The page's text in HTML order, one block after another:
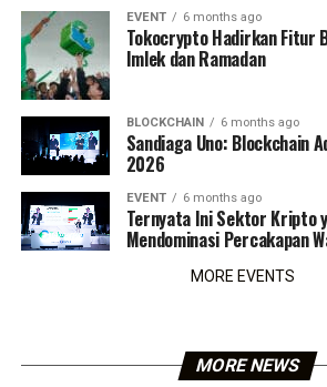
EVENT 6 months ago
Tokocrypto Hadirkan Fitur
Imlek dan Ramadan
BLOCKCHAIN 6 months ago
Sandiaga Uno: Blockchain
2026
EVENT 6 months ago
Ternyata Ini Sektor Kripto
Mendominasi Percakapan
MORE EVENTS
MORE NEWS